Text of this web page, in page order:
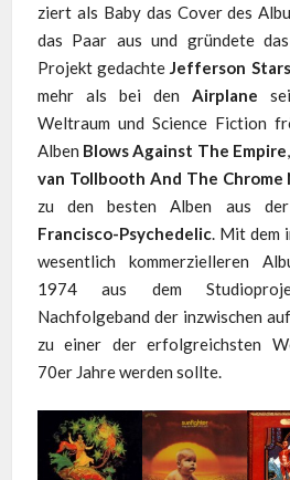
ziert als Baby das Cover des
das Paar aus und gründete
Projekt gedachte Jefferson
mehr als bei den Airplane
Weltraum und Science Fiction
Alben Blows Against The Empire
van Tollbooth And The Chrome
zu den besten Alben aus
Francisco-Psychedelic. Mit dem
wesentlich kommerzielleren
1974 aus dem
Nachfolgeband der inzwischen
zu einer der erfolgreichsten
70er Jahre werden sollte.